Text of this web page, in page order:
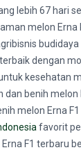
lebih 67 hari
melon Erna
dengan
kesehatan
benih melon
melon Erna
favorit
Erna F1 terbaru